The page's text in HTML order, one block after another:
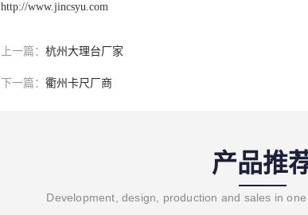
http://www.jincsyu.com
上一篇： 杭州大理台厂家
下一篇： 衢州卡尺厂商
产品推
Development, design, production and sales in